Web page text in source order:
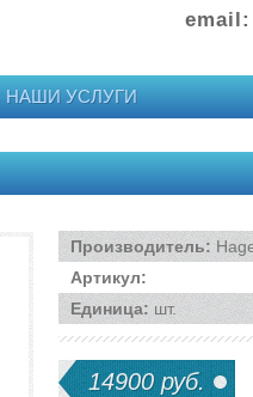
email:
НАШИ УСЛУГИ
Производитель:
Артикул:
Единица: шт.
14900 руб.